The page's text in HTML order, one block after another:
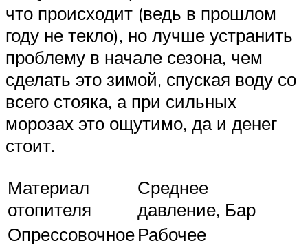
что происходит (ведь в прошлом
году не текло), но лучше устранить
проблему в начале сезона, чем
сделать это зимой, спуская воду со
всего стояка, а при сильных
морозах это ощутимо, да и денег
стоит.
Материал
отопителя
Среднее
давление, Бар
ОпрессовочноеРабочее